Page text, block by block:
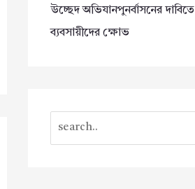
উচ্ছেদ অভিযানপুনর্বাসনের দাবিতে
ব্যবসায়ীদের ক্ষোভ